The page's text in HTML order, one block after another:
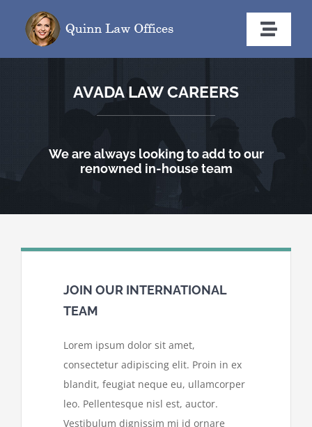
content
Toggle
Areas of Practice
Attorney
AVADA LAW CAREERS
We are always looking to add to our
renowned in-house team
JOIN OUR INTERNATIONAL
TEAM
Lorem ipsum dolor sit amet,
consectetur adipiscing elit. Proin in ex
blandit, feugiat neque eu, ullamcorper
leo. Pellentesque nisl est, auctor.
Vestibulum dignissim mi id ornare